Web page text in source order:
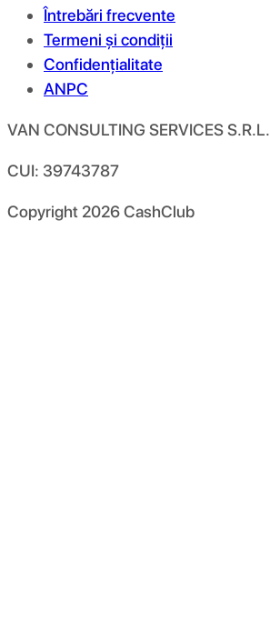
Întrebări frecvente
Termeni și condiții
Confidențialitate
ANPC
VAN CONSULTING SERVICES S.R.L.
CUI: 39743787
Copyright 2026CashClub